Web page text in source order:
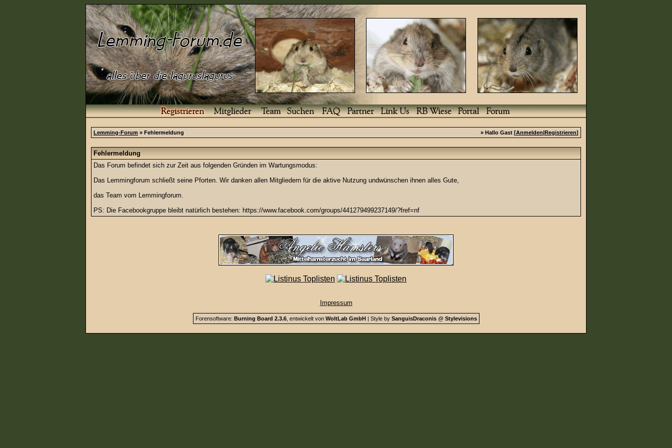
Lemming-Forum » Fehlermeldung » Hallo Gast [Anmelden|Registrieren]
Fehlermeldung
Das Forum befindet sich zur Zeit aus folgenden Gründen im Wartungsmodus:
Das Lemmingforum schließt seine Pforten. Wir danken allen Mitgliedern für die aktive Nutzung undwünschen ihnen alles Gute,
das Team vom Lemmingforum.
PS: Die Facebookgruppe bleibt natürlich bestehen: https://www.facebook.com/groups/441279499237149/?fref=nf
Impressum
Forensoftware: Burning Board 2.3.6, entwickelt von WoltLab GmbH| Style by SanguisDraconis@ Stylevisions